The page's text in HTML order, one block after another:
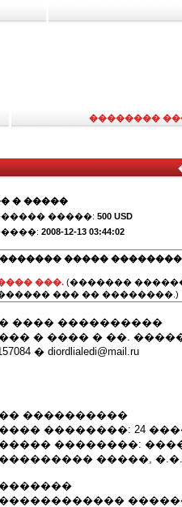
��������
� �����
�����: 500 USD
2008-12-13 03:44:02
�����
���. (�������
��� �� ��������.)
���� ����������
� ���� � ��.
� diordlialedi@mail.ru
����������
���� ��������: 24
����� ��������:
�����,
������������